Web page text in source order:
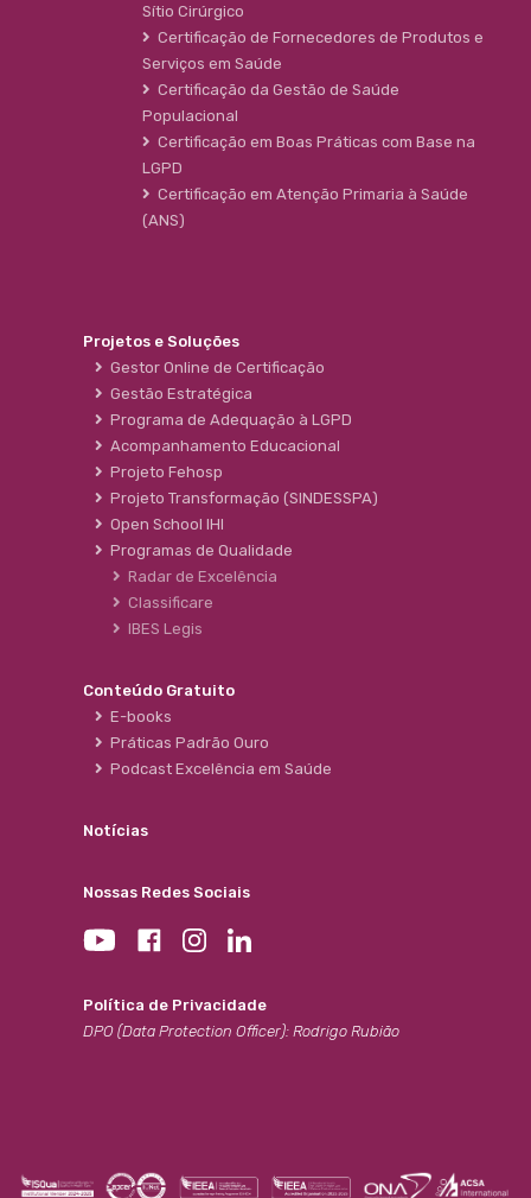
Sítio Cirúrgico
Certificação de Fornecedores de Produtos e
Serviços em Saúde
Certificação da Gestão de Saúde
Populacional
Certificação em Boas Práticas com Base na
LGPD
Certificação em Atenção Primaria à Saúde
(ANS)
Projetos e Soluções
Gestor Online de Certificação
Gestão Estratégica
Programa de Adequação à LGPD
Acompanhamento Educacional
Projeto Fehosp
Projeto Transformação (SINDESSPA)
Open School IHI
Programas de Qualidade
Radar de Excelência
Classificare
IBES Legis
Conteúdo Gratuito
E-books
Práticas Padrão Ouro
Podcast Excelência em Saúde
Notícias
Nossas Redes Sociais
Política de Privacidade
DPO (Data Protection Officer): Rodrigo Rubião